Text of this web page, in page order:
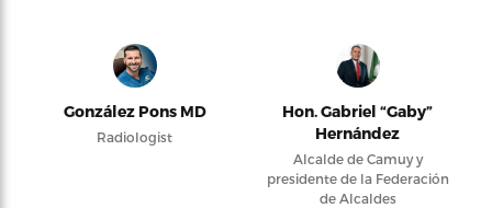
González Pons MD
Radiologist
Hon. Gabriel “Gaby”
Hernández
Alcalde de Camuy y
presidente de la Federación
de Alcaldes